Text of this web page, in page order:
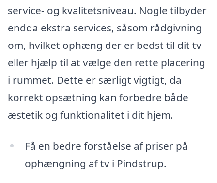
service- og kvalitetsniveau. Nogle tilbyder
endda ekstra services, såsom rådgivning
om, hvilket ophæng der er bedst til dit tv
eller hjælp til at vælge den rette placering
i rummet. Dette er særligt vigtigt, da
korrekt opsætning kan forbedre både
æstetik og funktionalitet i dit hjem.
Få en bedre forståelse af priser på
ophængning af tv i Pindstrup.